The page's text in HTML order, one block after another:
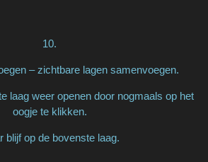
10.
– zichtbare lagen samenvoegen.
laag weer openen door nogmaals op het
oogje te klikken.
blijf op de bovenste laag.